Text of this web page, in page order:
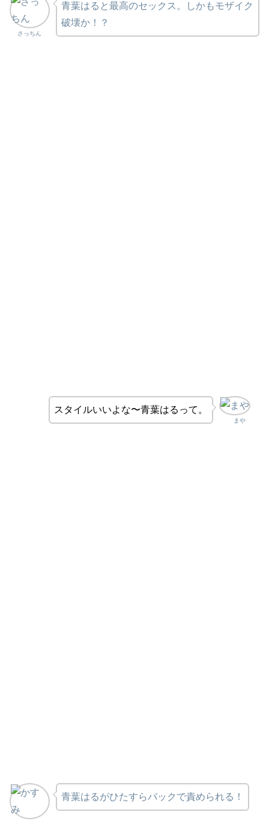
さっちん
青葉はると最高のセックス。しかもモザイク
破壊か！？
まや
スタイルいいよな〜青葉はるって。
青葉はるがひたすらバックで責められる！